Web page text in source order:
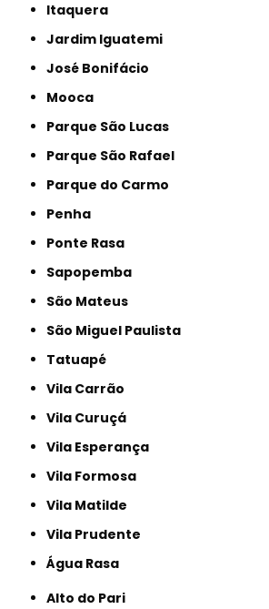
Itaquera
Jardim Iguatemi
José Bonifácio
Mooca
Parque São Lucas
Parque São Rafael
Parque do Carmo
Penha
Ponte Rasa
Sapopemba
São Mateus
São Miguel Paulista
Tatuapé
Vila Carrão
Vila Curuçá
Vila Esperança
Vila Formosa
Vila Matilde
Vila Prudente
Água Rasa
Alto do Pari